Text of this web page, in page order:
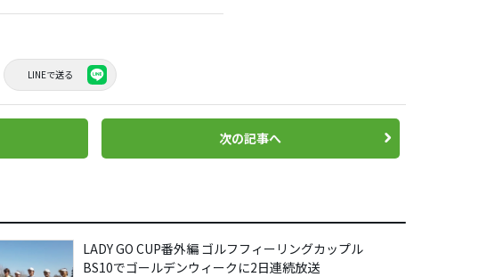
LINEで送る
次の記事へ
LADY GO CUP番外編 ゴルフフィーリングカップル
BS10でゴールデンウィークに2日連続放送